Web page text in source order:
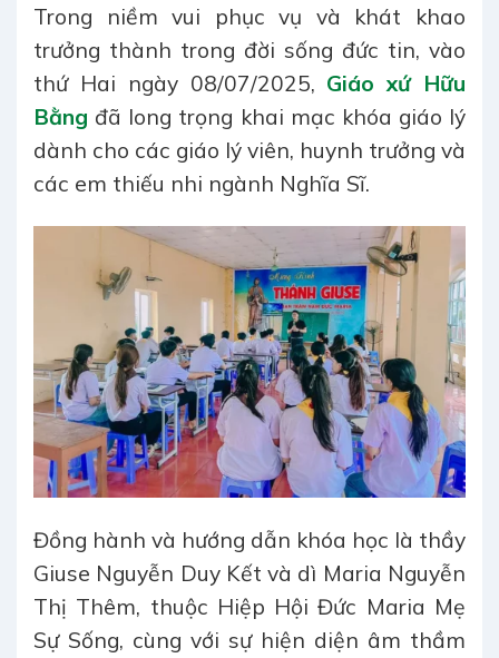
Trong niềm vui phục vụ và khát khao
trưởng thành trong đời sống đức tin, vào
thứ Hai ngày 08/07/2025, Giáo xứ Hữu
Bằng đã long trọng khai mạc khóa giáo lý
dành cho các giáo lý viên, huynh trưởng và
các em thiếu nhi ngành Nghĩa Sĩ.
Đồng hành và hướng dẫn khóa học là thầy
Giuse Nguyễn Duy Kết và dì Maria Nguyễn
Thị Thêm, thuộc Hiệp Hội Đức Maria Mẹ
Sự Sống, cùng với sự hiện diện âm thầm